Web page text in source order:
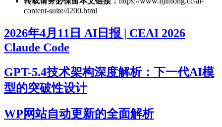
content-suite/4200.html
2026年4月11日 AI日报 | CEAI 2026
Claude Code
GPT-5.4技术架构深度解析：下一代AI模
型的突破性设计
WP网站自动更新的全面解析